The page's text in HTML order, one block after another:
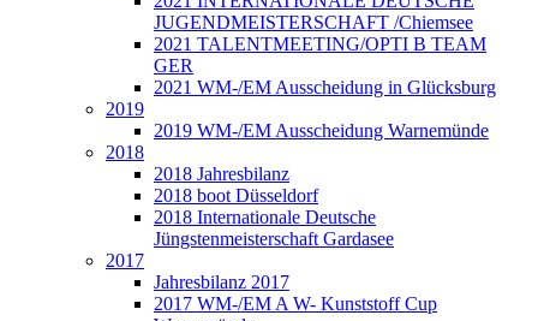
JUGENDMEISTERSCHAFT /Chiemsee
2021 TALENTMEETING/OPTI B TEAM
GER
2021 WM-/EM Ausscheidung in Glücksburg
2019
2019 WM-/EM Ausscheidung Warnemünde
2018
2018 Jahresbilanz
2018 boot Düsseldorf
2018 Internationale Deutsche
Jüngstenmeisterschaft Gardasee
2017
Jahresbilanz 2017
2017 WM-/EM A W- Kunststoff Cup